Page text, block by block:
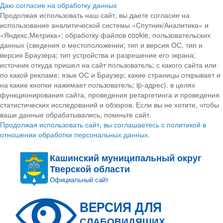
Даю согласие на обработку данных
Продолжая использовать наш сайт, вы даете согласие на
использование аналитической системы «Спутник/Аналитика» и
«Яндекс.Метрика»; обработку файлов cookie, пользовательских
данных (сведения о местоположении; тип и версия ОС, тип и
версия Браузера; тип устройства и разрешение его экрана;
источник откуда пришел на сайт пользователь; с какого сайта или
по какой рекламе; язык ОС и Браузер; какие страницы открывает и
на какие кнопки нажимает пользователь; ip-адрес). в целях
функционирования сайта, проведения ретаргетинга и проведения
статистических исследований и обзоров. Если вы не хотите, чтобы
ваши данные обрабатывались, покиньте сайт.
Продолжая использовать сайт, вы соглашаетесь с политикой в
отношении обработки персональных данных.